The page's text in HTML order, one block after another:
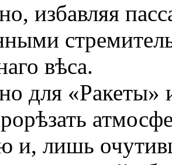
избавляя
вѣса.
для «Ракеты»
и, лишь